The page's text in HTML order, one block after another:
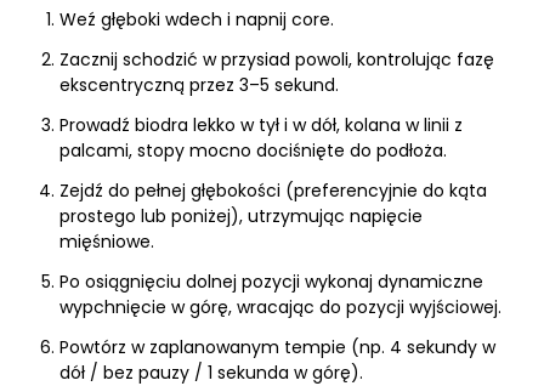
Weź głęboki wdech i napnij core.
Zacznij schodzić w przysiad powoli, kontrolując fazę
ekscentryczną przez 3–5 sekund.
Prowadź biodra lekko w tył i w dół, kolana w linii z
palcami, stopy mocno dociśnięte do podłoża.
Zejdź do pełnej głębokości (preferencyjnie do kąta
prostego lub poniżej), utrzymując napięcie
mięśniowe.
Po osiągnięciu dolnej pozycji wykonaj dynamiczne
wypchnięcie w górę, wracając do pozycji wyjściowej.
Powtórz w zaplanowanym tempie (np. 4 sekundy w
dół / bez pauzy / 1 sekunda w górę).